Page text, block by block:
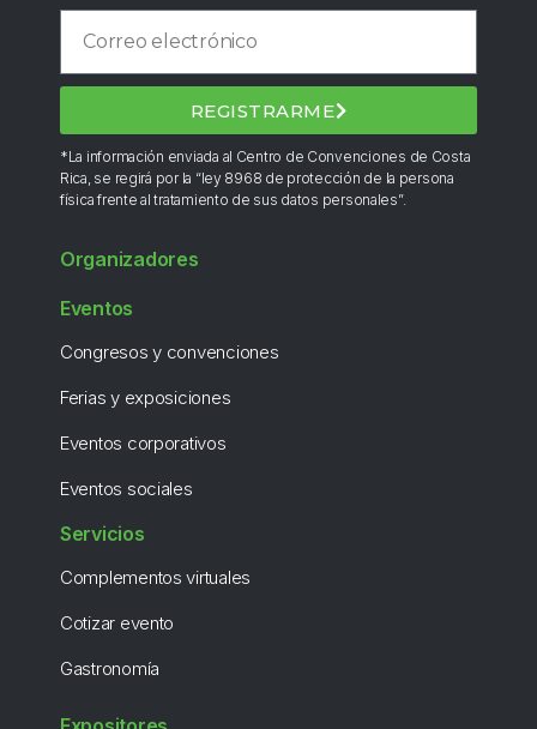
REGISTRARME
*La información enviada al Centro de Convenciones de Costa
Rica, se regirá por la “ley 8968 de protección de la persona
física frente al tratamiento de sus datos personales”.
Organizadores
Eventos
Congresos y convenciones
Ferias y exposiciones
Eventos corporativos
Eventos sociales
Servicios
Complementos virtuales
Cotizar evento
Gastronomía